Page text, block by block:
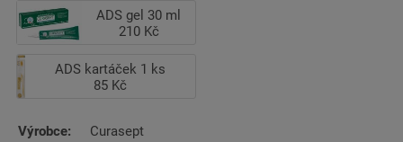
ADS gel 30 ml
210 Kč
ADS kartáček 1 ks
85 Kč
Výrobce:
Curasept